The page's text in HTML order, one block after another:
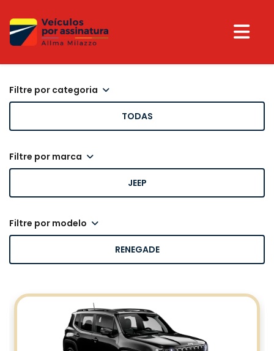
filtre por categoria
TODAS
filtre por marca
JEEP
filtre por modelo
RENEGADE